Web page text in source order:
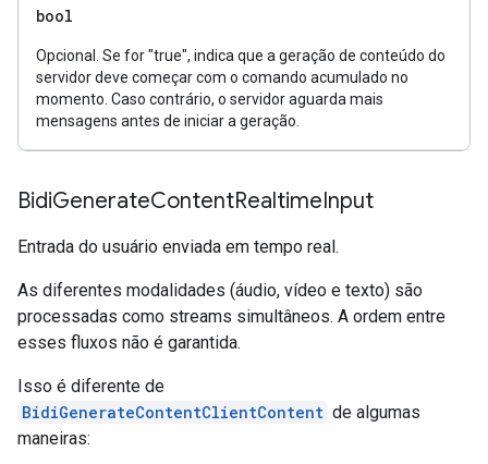
bool
Opcional. Se for "true", indica que a geração de conteúdo do
servidor deve começar com o comando acumulado no
momento. Caso contrário, o servidor aguarda mais
mensagens antes de iniciar a geração.
BidiGenerateContentRealtimeInput
Entrada do usuário enviada em tempo real.
As diferentes modalidades (áudio, vídeo e texto) são
processadas como streams simultâneos. A ordem entre
esses fluxos não é garantida.
Isso é diferente de
BidiGenerateContentClientContent de algumas
maneiras: